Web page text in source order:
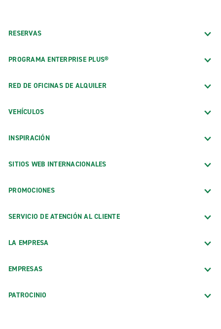
RESERVAS
PROGRAMA ENTERPRISE PLUS®
RED DE OFICINAS DE ALQUILER
VEHÍCULOS
INSPIRACIÓN
SITIOS WEB INTERNACIONALES
PROMOCIONES
SERVICIO DE ATENCIÓN AL CLIENTE
LA EMPRESA
EMPRESAS
PATROCINIO